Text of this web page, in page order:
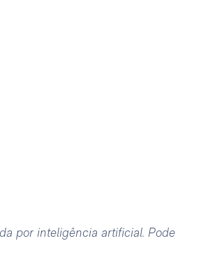
por inteligência artificial. Pode